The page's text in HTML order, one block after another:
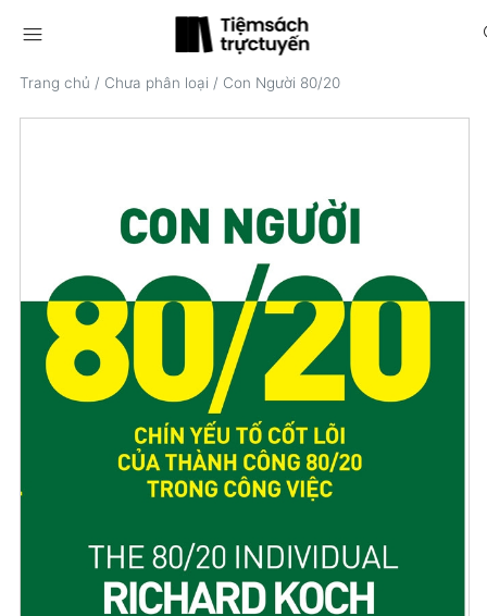
menu
Trang chủ / Chưa phân loại / Con Người 80/20